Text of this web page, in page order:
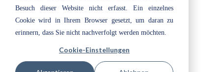
Besuch dieser Website nicht erfasst. Ein einzelnes
Cookie wird in Ihrem Browser gesetzt, um daran zu
erinnern, dass Sie nicht nachverfolgt werden möchten.
Cookie-Einstellungen
310 | Granola